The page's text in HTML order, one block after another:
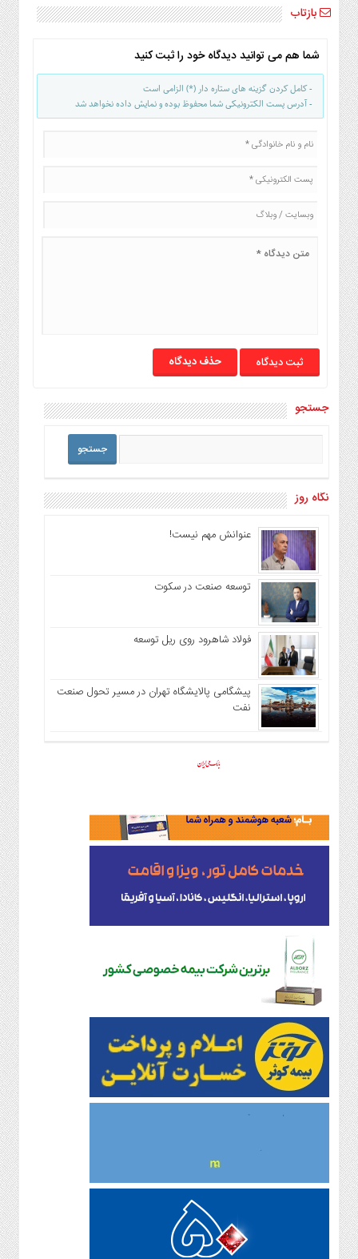
بازتاب
شما هم می توانید دیدگاه خود را ثبت کنید
- کامل کردن گزینه های ستاره دار (*) الزامی است
- آدرس پست الکترونیکی شما محفوظ بوده و نمایش داده نخواهد شد
حذف دیدگاه
جستجو
نگاه روز
عنوانش مهم نیست!
توسعه صنعت در سکوت
فولاد شاهرود روی ریل توسعه
پیشگامی پالایشگاه تهران در مسیر تحول صنعت
نفت